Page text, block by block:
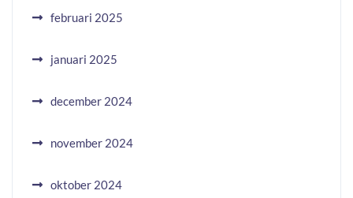
februari 2025
januari 2025
december 2024
november 2024
oktober 2024